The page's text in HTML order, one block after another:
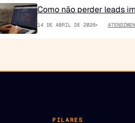
Como não perder leads
14 DE ABRIL DE 2026
PILARES